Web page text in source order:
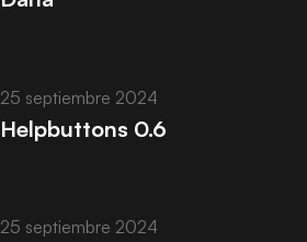
25 septiembre 2024
Helpbuttons 0.6
25 septiembre 2024